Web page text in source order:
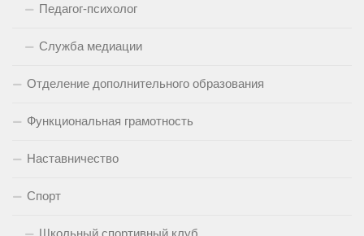
Педагог-психолог
Служба медиации
Отделение дополнительного образования
Функциональная грамотность
Наставничество
Спорт
Школьный спортивный клуб